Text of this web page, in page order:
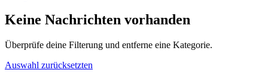
Keine Nachrichten vorhanden
Überprüfe deine Filterung und entferne eine Kategorie.
Auswahl zurücksetzten